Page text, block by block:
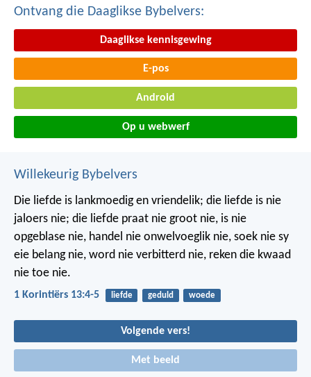
Ontvang die Daaglikse Bybelvers:
Daaglikse kennisgewing
E-pos
Android
Op u webwerf
Willekeurig Bybelvers
Die liefde is lankmoedig en vriendelik; die liefde is nie
jaloers nie; die liefde praat nie groot nie, is nie
opgeblase nie, handel nie onwelvoeglik nie, soek nie sy
eie belang nie, word nie verbitterd nie, reken die kwaad
nie toe nie.
1 Korintiërs 13:4-5 liefde geduld woede
Volgende vers!
Met beeld